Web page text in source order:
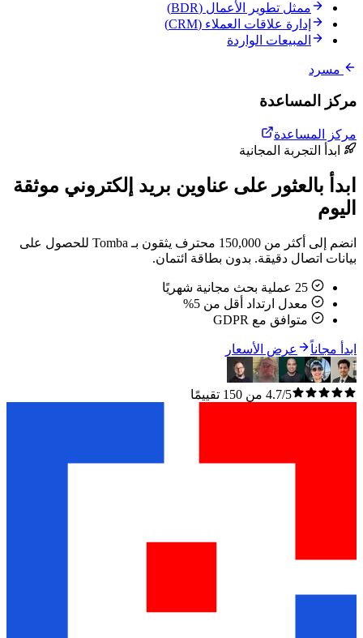
ممثل تطوير الأعمال (BDR)
إدارة علاقات العملاء (CRM)
المبيعات الواردة
مسرد
مركز المساعدة
مركز المساعدة
ابدأ التجربة المجانية
ابدأ بالعثور على عناوين بريد إلكتروني موثقة
اليوم
انضم إلى أكثر من 150,000 محترف يثقون بـ Tomba للحصول على
بيانات اتصال دقيقة. بدون بطاقة ائتمان.
معدل ارتداد أقل من 5%
متوافق مع GDPR
ابدأ مجاناً عرض الأسعار
4.7/5 من 150 تقييمًا